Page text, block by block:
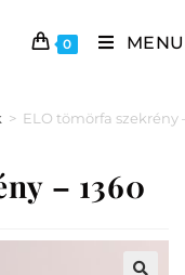
0 MENU
> ELO tömörfa szekrény
– 1360